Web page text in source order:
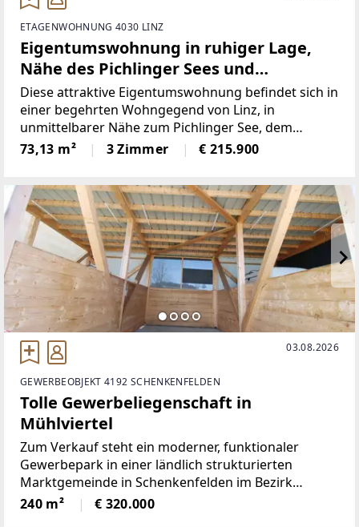
ETAGENWOHNUNG 4030 LINZ
Eigentumswohnung in ruhiger Lage,
Nähe des Pichlinger Sees und
Schiltenbergwald
Diese attraktive Eigentumswohnung befindet sich in
einer begehrten Wohngegend von Linz, in
unmittelbarer Nähe zum Pichlinger See, dem
Schiltenbergwald sowie dem Stadtteil Ebelsberg.Die
Wohnung überzeugt durch ihre durchdachte
73,13 m² 3 Zimmer € 215.900
03.08.2026
GEWERBEOBJEKT 4192 SCHENKENFELDEN
Tolle Gewerbeliegenschaft in
Mühlviertel
Zum Verkauf steht ein moderner, funktionaler
Gewerbepark in einer ländlich strukturierten
Marktgemeinde in Schenkenfelden im Bezirk
Urfahr-Umgebung. Die Anlage umfasst insgesamt
10 bestehende Garagen-/Lagereinheiten mit Tor, 9
240 m² € 320.000